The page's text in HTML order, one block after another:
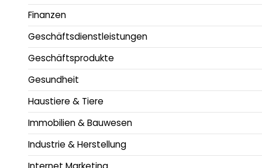
Finanzen
Geschäftsdienstleistungen
Geschäftsprodukte
Gesundheit
Haustiere & Tiere
Immobilien & Bauwesen
Industrie & Herstellung